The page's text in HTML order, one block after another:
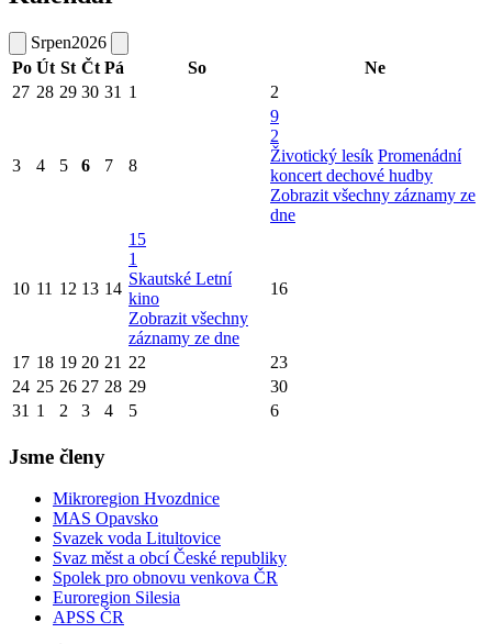
Srpen2026
Po Út St Čt Pá So
Ne
27 28 29 30 31 1 2
3 4 5 6 7 8
9
2
Životický lesík Promenádní
koncert dechové hudby
Zobrazit všechny záznamy ze
dne
10 11 12 13 14
15
1
Skautské Letní
kino
Zobrazit všechny
záznamy ze dne
16
17 18 19 20 21 22
23
24 25 26 27 28 29
30
31 1 2 3 4 5 6
Jsme členy
Mikroregion Hvozdnice
MAS Opavsko
Svazek voda Litultovice
Svaz měst a obcí České republiky
Spolek pro obnovu venkova ČR
Euroregion Silesia
APSS ČR